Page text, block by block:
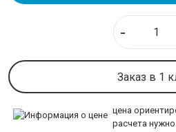
Полоса нержавеющая
Шестигранник нержавеющий
Квадрат нержавеющий
Сетка нержавеющая
Рифленая нержавейка
-
Заказ в 1
цена
расчета